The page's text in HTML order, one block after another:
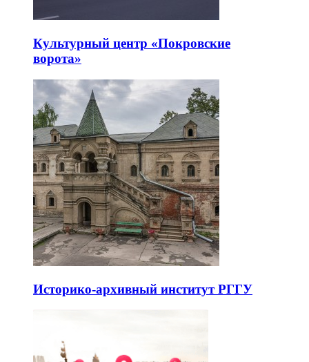
Культурный центр «Покровские
ворота»
Историко-архивный институт РГГУ